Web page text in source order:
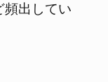
頻出してい